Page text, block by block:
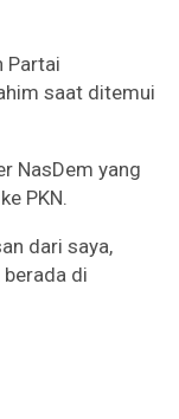
Partai
saat ditemui
NasDem yang
PKN.
dari saya,
di